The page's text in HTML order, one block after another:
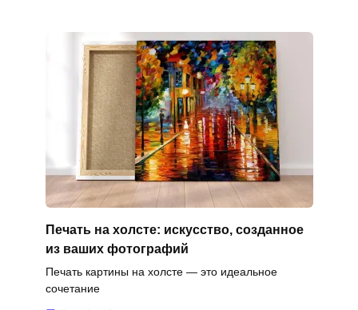
Печать на холсте: искусство, созданное
из ваших фотографий
Печать картины на холсте — это идеальное
сочетание